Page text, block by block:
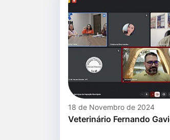
18 de Novembro de 2024
Veterinário Fernando